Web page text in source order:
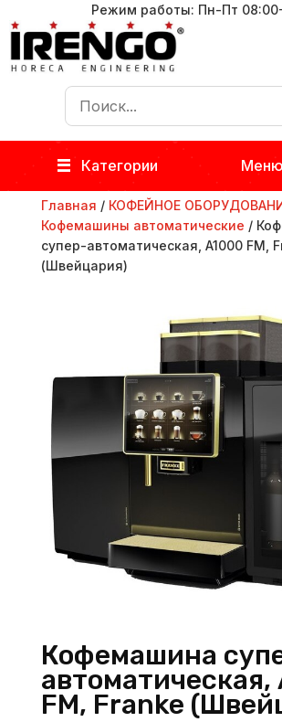
Режим работы: Пн-Пт
Категории Меню
Главная / КОФЕЙНОЕ
Кофемашины автоматические /
супер-автоматическая, A1000 FM,
(Швейцария)
Кофемашина
автоматическая,
FM, Franke